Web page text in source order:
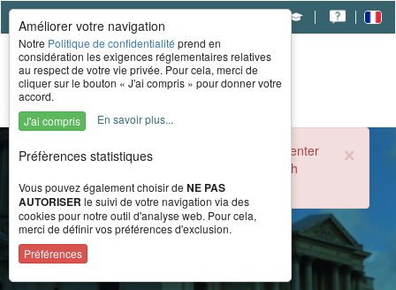
×
During the summer period, the CERAH call center
is open from 8 a.m. to 4 p.m. Monday through
Friday.
Améliorer votre navigation
Notre Politique de confidentialité prend en
considération les exigences réglementaires relatives
au respect de votre vie privée. Pour cela, merci de
cliquer sur le bouton « J'ai compris » pour donner votre
accord.
J'ai compris
En savoir plus...
Préfèrences statistiques
Vous pouvez également choisir de NE PAS
AUTORISER le suivi de votre navigation via des
cookies pour notre outil d'analyse web. Pour cela,
merci de définir vos préférences d'exclusion.
Préférences